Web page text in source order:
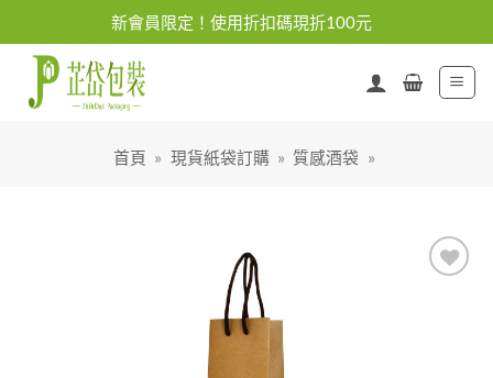
content
新會員限定！使用折扣碼現折100元
首頁 » 現貨紙袋訂購 » 質感酒袋 »